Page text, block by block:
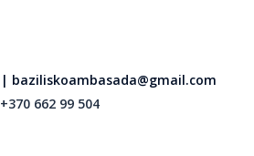
| baziliskoambasada@gmail.com
+370 662 99 504